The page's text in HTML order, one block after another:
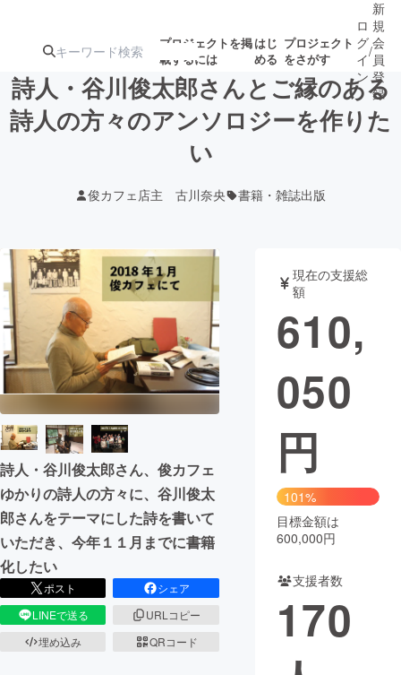
プロジェクトを掲
載するには
はじ
める
プロジェクト
をさがす
注目の新着プロ
テクノロジー・ガジェット
映像・映画 書籍・雑誌
ビジネス・起業 チャレンジ
まちづくり・地域活性化
CAMPFIRE for Social Good
CAMPFIRE Creation
CAMPFIREふるさと納税machi-ya コミュニティ
ロ
グ
イ
ン
/
新
規
会
員
登
録
詩人・谷川俊太郎さんとご縁のある
詩人の方々のアンソロジーを作りた
い
俊カフェ店主 古川奈央 書籍・雑誌出版
詩人・谷川俊太郎さん、俊カフェ
ゆかりの詩人の方々に、谷川俊太
郎さんをテーマにした詩を書いて
いただき、今年１１月までに書籍
化したい
ポスト
シェア
LINEで送る
URLコピー
埋め込み
QRコード
現在の支援総
額
610,
050
円
101%
目標金額は
600,000円
支援者数
170